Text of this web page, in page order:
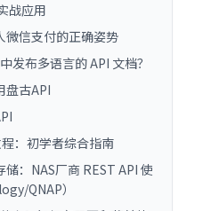
战应用
微信支付的正确姿势
发布多语言的 API 文档？
盘古API
：初学者综合指南
：NAS厂商 REST API 使
QNAP）